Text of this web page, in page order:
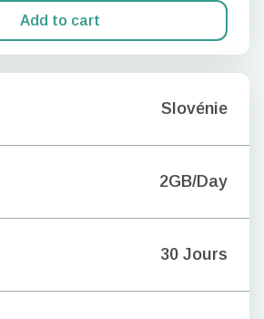
Add to cart
Slovénie
2GB/Day
30 Jours